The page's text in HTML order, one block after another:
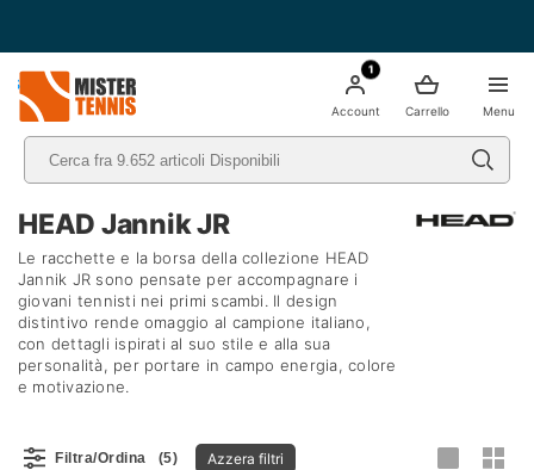
Menu
Carrello
1
Account
HEAD Jannik JR
Le racchette e la borsa della collezione HEAD
Jannik JR sono pensate per accompagnare i
giovani tennisti nei primi scambi. Il design
distintivo rende omaggio al campione italiano,
con dettagli ispirati al suo stile e alla sua
personalità, per portare in campo energia, colore
e motivazione.
Filtra/Ordina (5) Azzera filtri